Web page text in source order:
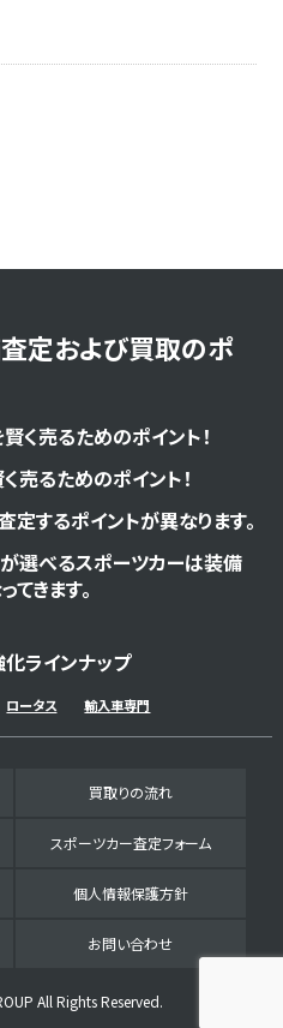
定および買取のポ
く売るためのポイント！
売るためのポイント！
定するポイントが異なります。
選べるスポーツカーは装備
きます。
ラインナップ
ロータス 輸入車専門
買取りの流れ
スポーツカー査定フォーム
個人情報保護方針
お問い合わせ
All Rights Reserved.